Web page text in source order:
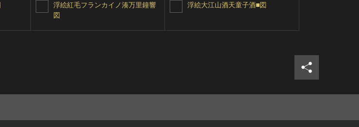
浮絵紅毛フランカイノ湊万里鐘響
図
浮絵大江山酒天童子酒■図